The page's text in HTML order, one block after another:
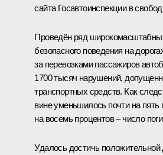
сайта Госавтоинспекции в
Проведён ряд
безопасного поведения на
за перевозками пассажиров
1700 тысяч нарушений,
транспортных средств. Как
вине уменьшилось почти на пять
на восемь процентов – число
Удалось достичь